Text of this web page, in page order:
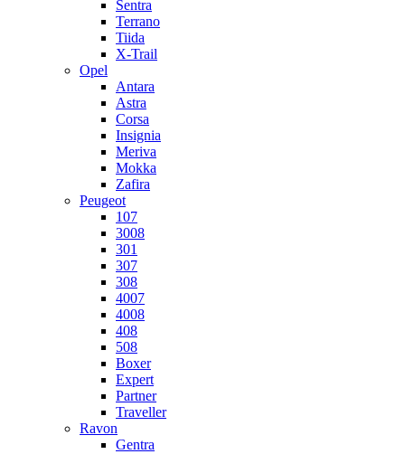
Sentra
Terrano
Tiida
X-Trail
Opel
Antara
Astra
Corsa
Insignia
Meriva
Mokka
Zafira
Peugeot
107
3008
301
307
308
4007
4008
408
508
Boxer
Expert
Partner
Traveller
Ravon
Gentra